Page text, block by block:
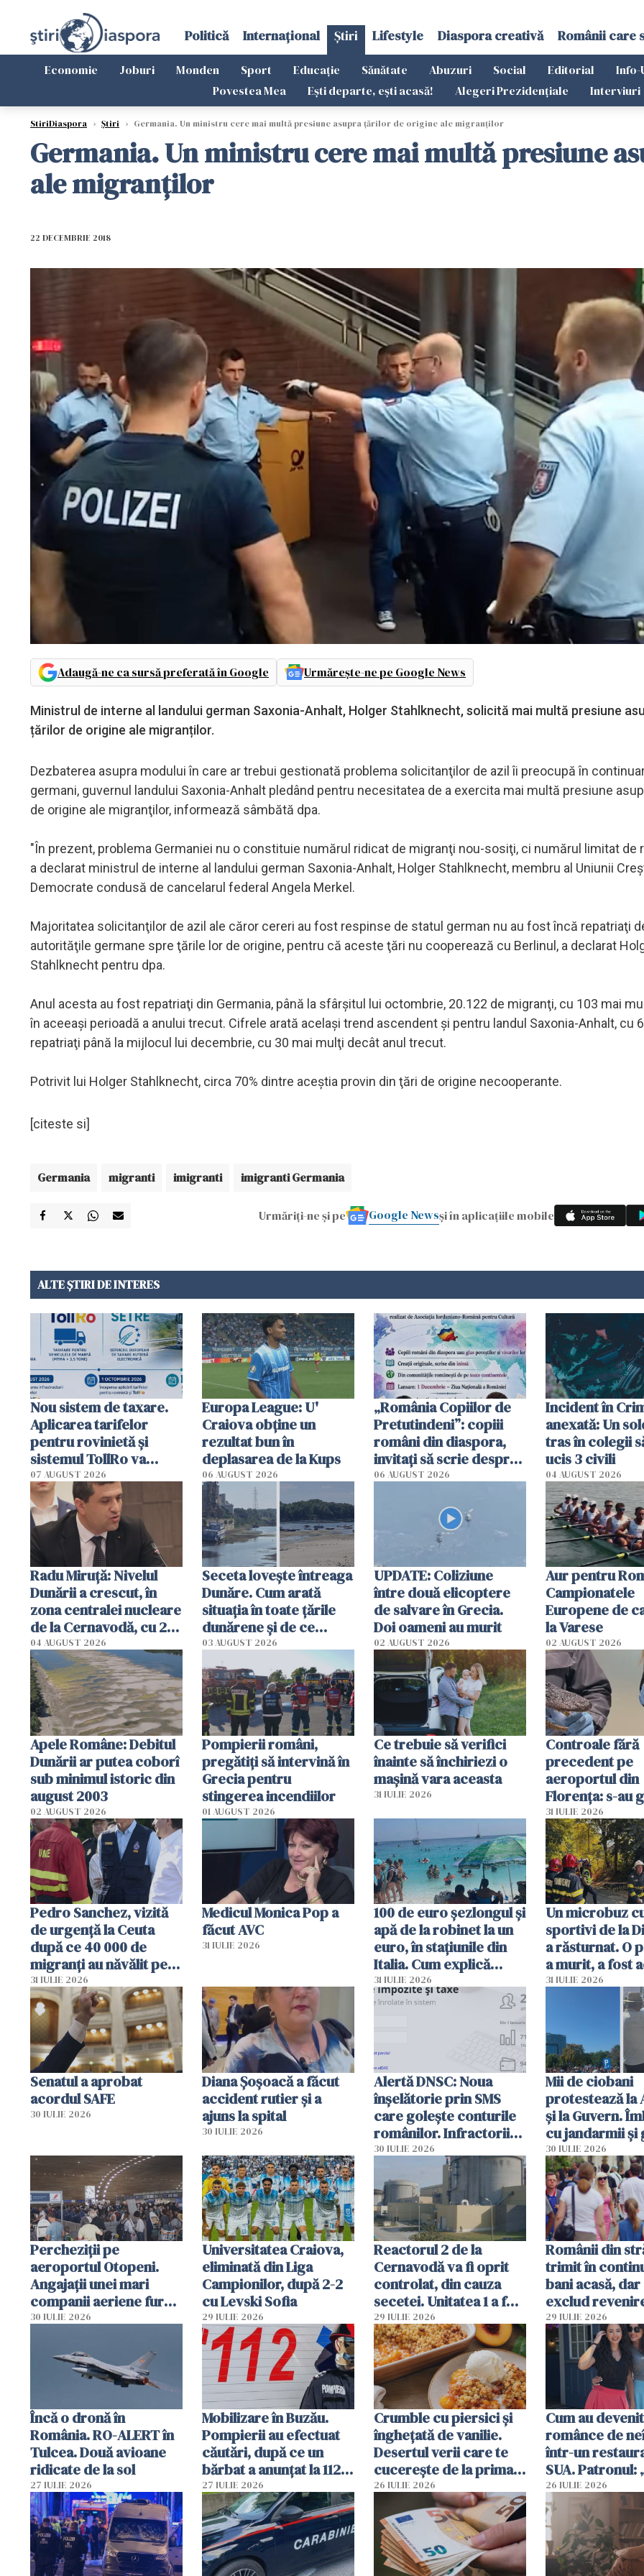
Politică Internațional Știri Lifestyle Diaspora creativă Românii care
Economie Joburi Monden Sport Educație Sănătate Abuzuri Social Editorial Info-
Povestea Mea
Ești departe, ești acasă! Alegeri Prezidențiale Interviuri
StiriDiaspora › Știri › Germania. Un ministru cere mai multă presiune asupra țărilor de origine ale migranților
Germania. Un ministru cere mai multă presiune
ale migranților
22 DECEMBRIE 2018
Adaugă-ne ca sursă preferată în Google Urmărește-ne pe Google News
Ministrul de interne al landului german Saxonia-Anhalt, Holger Stahlknecht, solicită mai multă presiune
țărilor de origine ale migranților.
Dezbaterea asupra modului în care ar trebui gestionată problema solicitanţilor de azil îi preocupă în
germani, guvernul landului Saxonia-Anhalt pledând pentru necesitatea de a exercita mai multă presiune
de origine ale migranţilor, informează sâmbătă dpa.
"În prezent, problema Germaniei nu o constituie numărul ridicat de migranţi nou-sosiţi, ci numărul limitat de
a declarat ministrul de interne al landului german Saxonia-Anhalt, Holger Stahlknecht, membru al Uniunii
Democrate condusă de cancelarul federal Angela Merkel.
Majoritatea solicitanţilor de azil ale căror cereri au fost respinse de statul german nu au fost încă repatriaţi
autorităţile germane spre ţările lor de origine, pentru că aceste ţări nu cooperează cu Berlinul, a declarat
Stahlknecht pentru dpa.
Anul acesta au fost repatriaţi din Germania, până la sfârşitul lui octombrie, 20.122 de migranţi, cu 103 mai
în aceeaşi perioadă a anului trecut. Cifrele arată acelaşi trend ascendent şi pentru landul Saxonia-Anhalt, cu
repatriaţi până la mijlocul lui decembrie, cu 30 mai mulţi decât anul trecut.
Potrivit lui Holger Stahlknecht, circa 70% dintre aceştia provin din ţări de origine necooperante.
[citeste si]
Germania migranti imigranti imigranti Germania
Urmăriți-ne și pe Google Newsși în aplicațiile mobile
ALTE ȘTIRI DE INTERES
Nou sistem de taxare.
Aplicarea tarifelor
pentru rovinietă şi
sistemul TollRo va
începe la 1 octombrie
07 AUGUST 2026
Europa League: U'
Craiova obține un
rezultat bun în
deplasarea de la Kups
06 AUGUST 2026
„România Copiilor de
Pretutindeni”: copiii
români din diaspora,
invitați să scrie despre
România într-un volum
06 AUGUST 2026
Incident în
anexată: Un
tras în colegii
ucis 3 civili
04 AUGUST 2026
Radu Miruţă: Nivelul
Dunării a crescut, în
zona centralei nucleare
de la Cernavodă, cu 2
cm faţă de ziua trecută
04 AUGUST 2026
Seceta lovește întreaga
Dunăre. Cum arată
situația în toate țările
dunărene și de ce
România resimte
efectele, deși a plouat
în iulie
03 AUGUST 2026
UPDATE: Coliziune
între două elicoptere
de salvare în Grecia.
Doi oameni au murit
02 AUGUST 2026
Aur pentru
Campionatele
Europene de
la Varese
02 AUGUST 2026
Apele Române: Debitul
Dunării ar putea coborî
sub minimul istoric din
august 2003
02 AUGUST 2026
Pompierii români,
pregătiţi să intervină în
Grecia pentru
stingerea incendiilor
01 AUGUST 2026
Ce trebuie să verifici
înainte să închiriezi o
mașină vara aceasta
31 IULIE 2026
Controale fără
precedent pe
aeroportul din
Florența: s-au
capete de
sumă imensă
31 IULIE 2026
Pedro Sanchez, vizită
de urgență la Ceuta
după ce 40 000 de
migranți au năvălit pe
teritoriul spaniol: „Vom
mobiliza toate
resursele"
31 IULIE 2026
Medicul Monica Pop a
făcut AVC
31 IULIE 2026
100 de euro șezlongul și
apă de la robinet la un
euro, în stațiunile din
Italia. Cum explică
autoritățile
31 IULIE 2026
Un microbuz
sportivi de la
a răsturnat. O
a murit, a fost
planul roșu de
31 IULIE 2026
Senatul a aprobat
acordul SAFE
30 IULIE 2026
Diana Șoșoacă a făcut
accident rutier și a
ajuns la spital
30 IULIE 2026
Alertă DNSC: Noua
înșelătorie prin SMS
care golește conturile
românilor. Infractorii
folosesc numele
Ghișeul.ro și al Poliției
Române
30 IULIE 2026
Mii de ciobani
protestează la
și la Guvern.
cu jandarmii și
lacrimogene
30 IULIE 2026
Percheziții pe
aeroportul Otopeni.
Angajații unei mari
companii aeriene furau
parfumuri, ceasuri și
vânzării
30 IULIE 2026
Universitatea Craiova,
eliminată din Liga
Campionilor, după 2-2
cu Levski Sofia
29 IULIE 2026
Reactorul 2 de la
Cernavodă va fi oprit
controlat, din cauza
secetei. Unitatea 1 a fost
deja oprită
29 IULIE 2026
Românii din
trimit în
bani acasă, dar
exclud
29 IULIE 2026
Încă o dronă în
România. RO-ALERT în
Tulcea. Două avioane
ridicate de la sol
27 IULIE 2026
Mobilizare în Buzău.
Pompierii au efectuat
căutări, după ce un
bărbat a anunțat la 112
că a văzut un obiect
luminos
27 IULIE 2026
Crumble cu piersici și
înghețată de vanilie.
Desertul verii care te
cucerește de la prima
lingură
26 IULIE 2026
Cum au
românce de
într-un
SUA. Patronul:
ce o să mă fac
26 IULIE 2026